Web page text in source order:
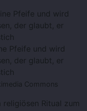
Pfeife und wird
der glaubt, er
Commons
Ritual zum